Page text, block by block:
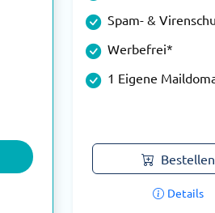
Spam- &
Werbefrei*
1 Eigene
Bestellen
Details